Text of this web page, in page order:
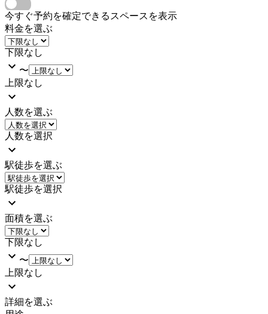
今すぐ予約を確定できるスペースを表示
料金を選ぶ
下限なし
〜
上限なし
人数を選ぶ
人数を選択
駅徒歩を選ぶ
駅徒歩を選択
面積を選ぶ
下限なし
〜
上限なし
詳細を選ぶ